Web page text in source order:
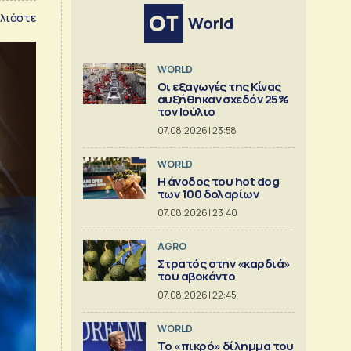
World
WORLD
Οι εξαγωγές της Κίνας
αυξήθηκαν σχεδόν 25%
τον Ιούλιο
07.08.2026 | 23:58
WORLD
Η άνοδος του hot dog
των 100 δολαρίων
07.08.2026 | 23:40
AGRO
Στρατός στην «καρδιά»
του αβοκάντο
07.08.2026 | 22:45
WORLD
Το «πικρό» δίλημμα του